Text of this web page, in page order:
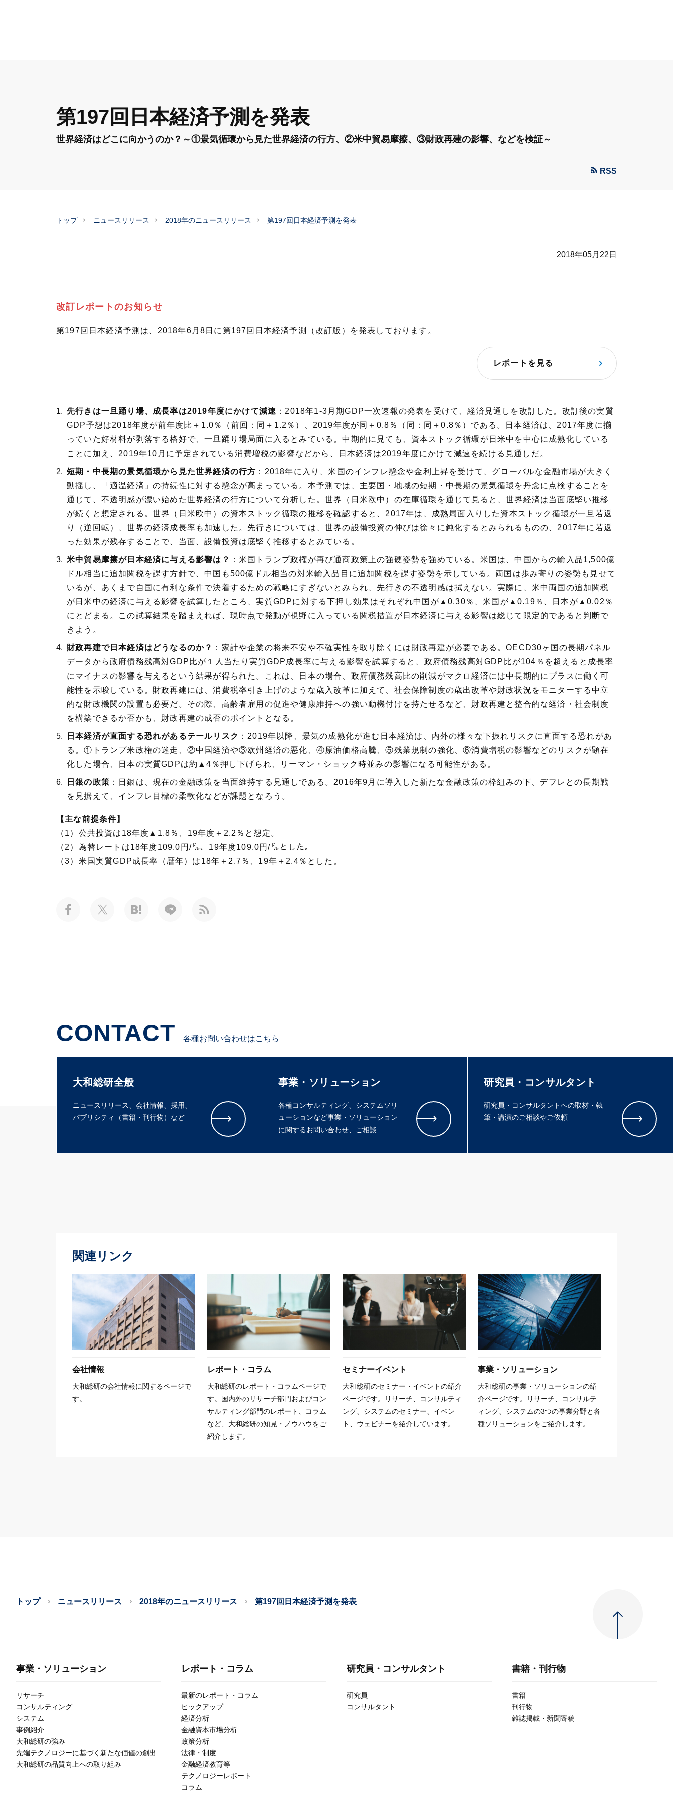
第197回日本経済予測を発表
世界経済はどこに向かうのか？～①景気循環から見た世界経済の行方、②米中貿易摩擦、③財政再建の影響、などを検証～
RSS
トップ ニュースリリース 2018年のニュースリリース 第197回日本経済予測を発表
2018年05月22日
改訂レポートのお知らせ
第197回日本経済予測は、2018年6月8日に第197回日本経済予測（改訂版）を発表しております。
レポートを見る
先行きは一旦踊り場、成長率は2019年度にかけて減速 ：2018年1-3月期GDP一次速報の発表を受けて、経済見通しを改訂した。改訂後の実質
GDP予想は2018年度が前年度比＋1.0％（前回：同＋1.2％）、2019年度が同＋0.8％（同：同＋0.8％）である。日本経済は、2017年度に揃
っていた好材料が剥落する格好で、一旦踊り場局面に入るとみている。中期的に見ても、資本ストック循環が日米中を中心に成熟化している
ことに加え、2019年10月に予定されている消費増税の影響などから、日本経済は2019年度にかけて減速を続ける見通しだ。
短期・中長期の景気循環から見た世界経済の行方 ：2018年に入り、米国のインフレ懸念や金利上昇を受けて、グローバルな金融市場が大きく
動揺し、「適温経済」の持続性に対する懸念が高まっている。本予測では、主要国・地域の短期・中長期の景気循環を丹念に点検することを
通じて、不透明感が漂い始めた世界経済の行方について分析した。世界（日米欧中）の在庫循環を通じて見ると、世界経済は当面底堅い推移
が続くと想定される。世界（日米欧中）の資本ストック循環の推移を確認すると、2017年は、成熟局面入りした資本ストック循環が一旦若返
り（逆回転）、世界の経済成長率も加速した。先行きについては、世界の設備投資の伸びは徐々に鈍化するとみられるものの、2017年に若返
った効果が残存することで、当面、設備投資は底堅く推移するとみている。
米中貿易摩擦が日本経済に与える影響は？
：米国トランプ政権が再び通商政策上の強硬姿勢を強めている。米国は、中国からの輸入品1,500億
ドル相当に追加関税を課す方針で、中国も500億ドル相当の対米輸入品目に追加関税を課す姿勢を示している。両国は歩み寄りの姿勢も見せて
いるが、あくまで自国に有利な条件で決着するための戦略にすぎないとみられ、先行きの不透明感は拭えない。実際に、米中両国の追加関税
が日米中の経済に与える影響を試算したところ、実質GDPに対する下押し効果はそれぞれ中国が▲0.30％、米国が▲0.19％、日本が▲0.02％
にとどまる。この試算結果を踏まえれば、現時点で発動が視野に入っている関税措置が日本経済に与える影響は総じて限定的であると判断で
きよう。
財政再建で日本経済はどうなるのか？
：家計や企業の将来不安や不確実性を取り除くには財政再建が必要である。OECD30ヶ国の長期パネル
データから政府債務残高対GDP比が１人当たり実質GDP成長率に与える影響を試算すると、政府債務残高対GDP比が104％を超えると成長率
にマイナスの影響を与えるという結果が得られた。これは、日本の場合、政府債務残高比の削減がマクロ経済には中長期的にプラスに働く可
能性を示唆している。財政再建には、消費税率引き上げのような歳入改革に加えて、社会保障制度の歳出改革や財政状況をモニターする中立
的な財政機関の設置も必要だ。その際、高齢者雇用の促進や健康維持への強い動機付けを持たせるなど、財政再建と整合的な経済・社会制度
を構築できるか否かも、財政再建の成否のポイントとなる。
日本経済が直面する恐れがあるテールリスク ：2019年以降、景気の成熟化が進む日本経済は、内外の様々な下振れリスクに直面する恐れがあ
る。①トランプ米政権の迷走、②中国経済や③欧州経済の悪化、④原油価格高騰、⑤残業規制の強化、⑥消費増税の影響などのリスクが顕在
化した場合、日本の実質GDPは約▲4％押し下げられ、リーマン・ショック時並みの影響になる可能性がある。
日銀の政策 ：日銀は、現在の金融政策を当面維持する見通しである。2016年9月に導入した新たな金融政策の枠組みの下、デフレとの長期戦
を見据えて、インフレ目標の柔軟化などが課題となろう。
【主な前提条件】
（1）公共投資は18年度▲1.8％、19年度＋2.2％と想定。
（2）為替レートは18年度109.0円/㌦、19年度109.0円/㌦とした。
（3）米国実質GDP成長率（暦年）は18年＋2.7％、19年＋2.4％とした。
CONTACT 各種お問い合わせはこちら
大和総研全般
ニュースリリース、会社情報、採用、
パブリシティ（書籍・刊行物）など
事業・ソリューション
各種コンサルティング、システムソリ
ューションなど事業・ソリューション
に関するお問い合わせ、ご相談
研究員・コンサルタント
研究員・コンサルタントへの取材・執
筆・講演のご相談やご依頼
関連リンク
会社情報
大和総研の会社情報に関するページで
す。
レポート・コラム
大和総研のレポート・コラムページで
す。国内外のリサーチ部門およびコン
サルティング部門のレポート、コラム
など、大和総研の知見・ノウハウをご
紹介します。
セミナーイベント
大和総研のセミナー・イベントの紹介
ページです。リサーチ、コンサルティ
ング、システムのセミナー、イベン
ト、ウェビナーを紹介しています。
事業・ソリューション
大和総研の事業・ソリューションの紹
介ページです。リサーチ、コンサルテ
ィング、システムの3つの事業分野と各
種ソリューションをご紹介します。
トップ ニュースリリース 2018年のニュースリリース 第197回日本経済予測を発表
事業・ソリューション
リサーチ
コンサルティング
システム
事例紹介
大和総研の強み
先端テクノロジーに基づく新たな価値の創出
大和総研の品質向上への取り組み
レポート・コラム
最新のレポート・コラム
ピックアップ
経済分析
金融資本市場分析
政策分析
法律・制度
金融経済教育等
テクノロジーレポート
コラム
研究員・コンサルタント
研究員
コンサルタント
書籍・刊行物
書籍
刊行物
雑誌掲載・新聞寄稿